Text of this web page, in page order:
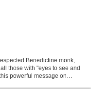
Benedictine monk,
those with "eyes to see and
powerful message on